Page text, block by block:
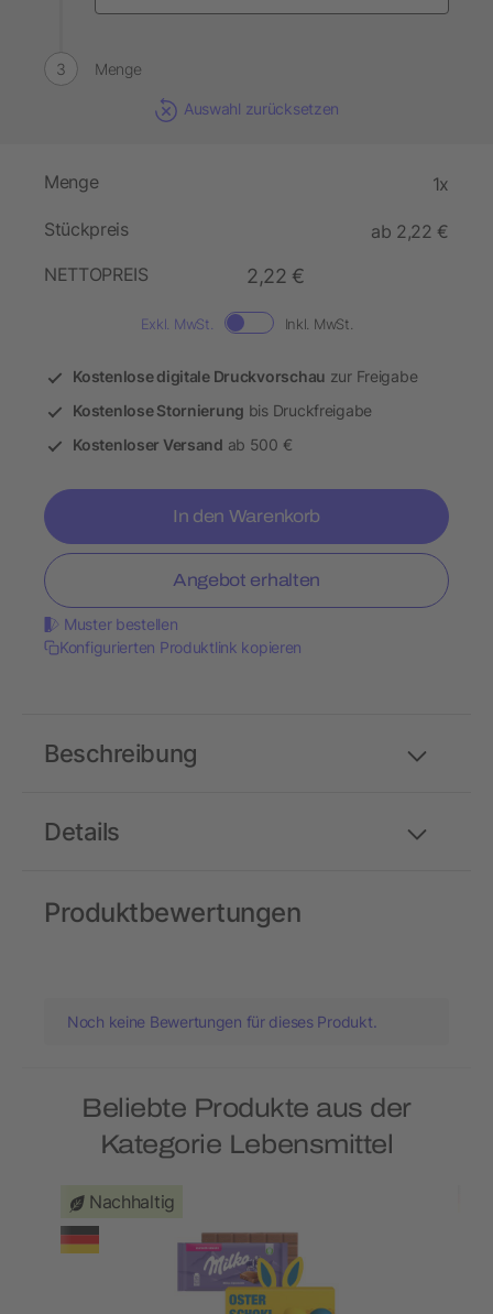
Menge
Auswahl zurücksetzen
Menge 1x
Stückpreis
ab 2,22 €
NETTOPREIS
2,22 €
Exkl. MwSt. Inkl. MwSt.
Kostenlose digitale Druckvorschau zur Freigabe
Kostenlose Stornierung bis Druckfreigabe
Kostenloser Versand ab 500 €
In den Warenkorb
Angebot erhalten
Muster bestellen
Konfigurierten Produktlink kopieren
Details
Beschreibung
Produktbewertungen
Noch keine Bewertungen für dieses Produkt.
Beliebte Produkte aus der
Kategorie Lebensmittel
Nachhaltig